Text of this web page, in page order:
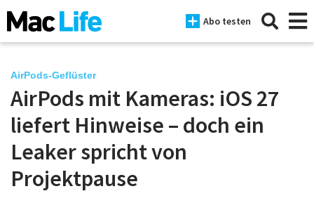
Abo testen
News
iPhone
Mac
AirPods-Geflüster
AirPods mit Kameras: iOS 27
liefert Hinweise – doch ein
Leaker spricht von
Projektpause